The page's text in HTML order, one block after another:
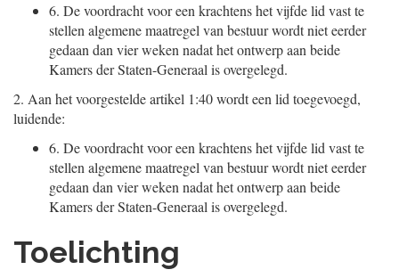
6. De voordracht voor een krachtens het vijfde lid vast te
stellen algemene maatregel van bestuur wordt niet eerder
gedaan dan vier weken nadat het ontwerp aan beide
Kamers der Staten-Generaal is overgelegd.
2. Aan het voorgestelde artikel 1:40 wordt een lid toegevoegd,
luidende:
6. De voordracht voor een krachtens het vijfde lid vast te
stellen algemene maatregel van bestuur wordt niet eerder
gedaan dan vier weken nadat het ontwerp aan beide
Kamers der Staten-Generaal is overgelegd.
Toelichting